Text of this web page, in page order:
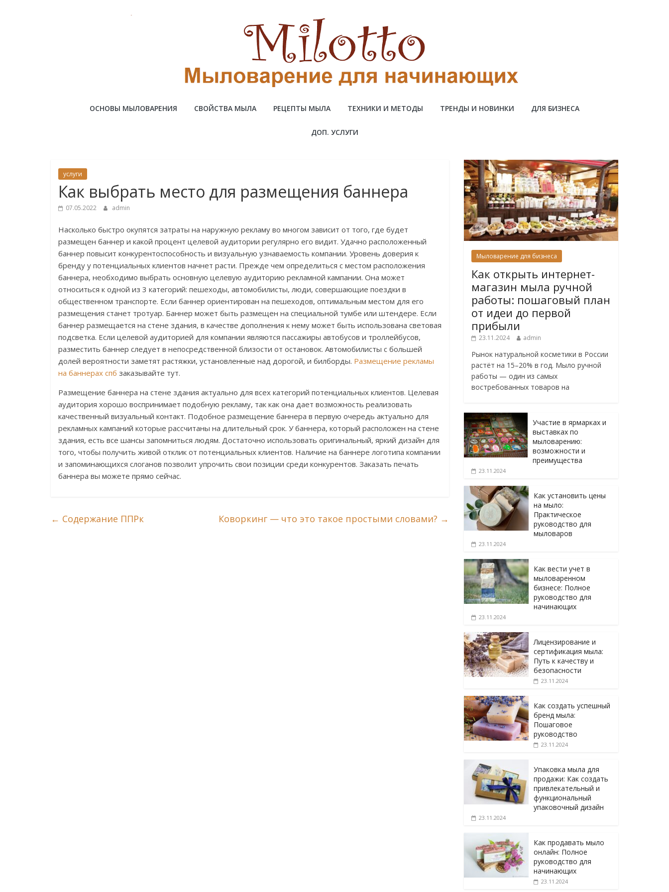
Милотто
ОСНОВЫ МЫЛОВАРЕНИЯ СВОЙСТВА МЫЛА РЕЦЕПТЫ МЫЛА ТЕХНИКИ И МЕТОДЫ ТРЕНДЫ И НОВИНКИ ДЛЯ БИЗНЕСА
ДОП. УСЛУГИ
услуги
Как выбрать место для размещения баннера
07.05.2022 admin
Насколько быстро окупятся затраты на наружную рекламу во многом зависит от того, где будет
размещен баннер и какой процент целевой аудитории регулярно его видит. Удачно расположенный
баннер повысит конкурентоспособность и визуальную узнаваемость компании. Уровень доверия к
бренду у потенциальных клиентов начнет расти. Прежде чем определиться с местом расположения
баннера, необходимо выбрать основную целевую аудиторию рекламной кампании. Она может
относиться к одной из 3 категорий: пешеходы, автомобилисты, люди, совершающие поездки в
общественном транспорте. Если баннер ориентирован на пешеходов, оптимальным местом для его
размещения станет тротуар. Баннер может быть размещен на специальной тумбе или штендере. Если
баннер размещается на стене здания, в качестве дополнения к нему может быть использована световая
подсветка. Если целевой аудиторией для компании являются пассажиры автобусов и троллейбусов,
разместить баннер следует в непосредственной близости от остановок. Автомобилисты с большей
долей вероятности заметят растяжки, установленные над дорогой, и билборды. Размещение рекламы
на баннерах спб заказывайте тут.
Размещение баннера на стене здания актуально для всех категорий потенциальных клиентов. Целевая
аудитория хорошо воспринимает подобную рекламу, так как она дает возможность реализовать
качественный визуальный контакт. Подобное размещение баннера в первую очередь актуально для
рекламных кампаний которые рассчитаны на длительный срок. У баннера, который расположен на стене
здания, есть все шансы запомниться людям. Достаточно использовать оригинальный, яркий дизайн для
того, чтобы получить живой отклик от потенциальных клиентов. Наличие на баннере логотипа компании
и запоминающихся слоганов позволит упрочить свои позиции среди конкурентов. Заказать печать
баннера вы можете прямо сейчас.
← Содержание ППРк Коворкинг — что это такое простыми словами? →
Мыловарение для бизнеса
Как открыть интернет-
магазин мыла ручной
работы: пошаговый план
от идеи до первой
прибыли
23.11.2024 admin
Рынок натуральной косметики в России
растёт на 15–20% в год. Мыло ручной
работы — один из самых
востребованных товаров на
Участие в ярмарках и
выставках по
мыловарению:
возможности и
преимущества
23.11.2024
Как установить цены
на мыло:
Практическое
руководство для
мыловаров
23.11.2024
Как вести учет в
мыловаренном
бизнесе: Полное
руководство для
начинающих
23.11.2024
Лицензирование и
сертификация мыла:
Путь к качеству и
безопасности
23.11.2024
Как создать успешный
бренд мыла:
Пошаговое
руководство
23.11.2024
Упаковка мыла для
продажи: Как создать
привлекательный и
функциональный
упаковочный дизайн
23.11.2024
Как продавать мыло
онлайн: Полное
руководство для
начинающих
23.11.2024